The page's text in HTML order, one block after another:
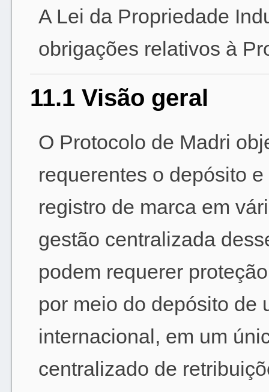
A Lei da Propriedade
obrigações relativos à
11.1 Visão geral
O Protocolo de Madri
requerentes o depósito
registro de marca em
gestão centralizada
podem requerer
por meio do depósito de
internacional, em um
centralizado de